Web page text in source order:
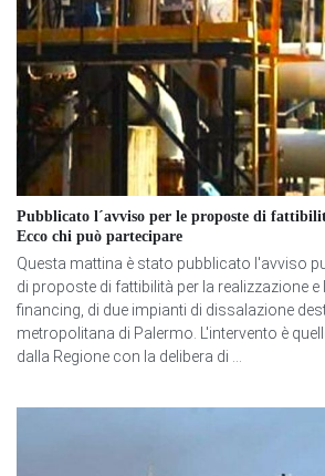
Pubblicato l´avviso per le proposte di
Ecco chi può partecipare
Questa mattina è stato pubblicato l'avviso
di proposte di fattibilità per la realizzazione
financing, di due impianti di dissalazione
metropolitana di Palermo. L'intervento è
dalla Regione con la delibera di ...